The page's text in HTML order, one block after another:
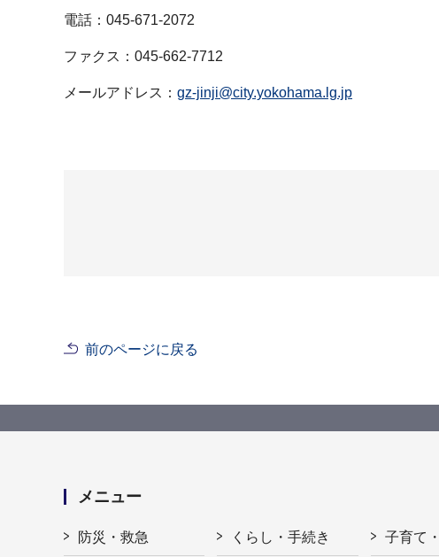
電話：045-671-2072
ファクス：045-662-7712
メールアドレス： gz-jinji@city.yokohama.lg.jp
前のページに戻る
メニュー
防災・救急 くらし・手続き 子育て